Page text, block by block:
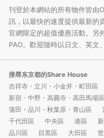
刊登於本網站的所有物件皆由
訊，以最快的速度提供最新的
官網限定的超值優惠活動。另
PAO。歡迎隨時以日文、英文
搜尋东京都的Share House
吉祥寺・立川・小金井・町田區
新宿・中野・高圓寺・高田馬場區
蒲田・品川・秋葉原・青山區
千代田區
中央區 港區
品川區
目黒區 大田區